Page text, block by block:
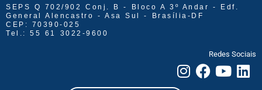
SEPS Q 702/902 Conj. B - Bloco A 3º Andar - Edf.
General Alencastro - Asa Sul - Brasília-DF
CEP: 70390-025
Tel.: 55 61 3022-9600
Redes Sociais